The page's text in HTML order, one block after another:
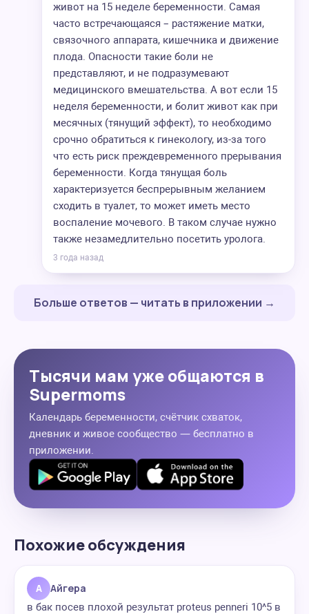
живот на 15 неделе беременности. Самая
часто встречающаяся – растяжение матки,
связочного аппарата, кишечника и движение
плода. Опасности такие боли не
представляют, и не подразумевают
медицинского вмешательства. А вот если 15
неделя беременности, и болит живот как при
месячных (тянущий эффект), то необходимо
срочно обратиться к гинекологу, из-за того
что есть риск преждевременного прерывания
беременности. Когда тянущая боль
характеризуется беспрерывным желанием
сходить в туалет, то может иметь место
воспаление мочевого. В таком случае нужно
также незамедлительно посетить уролога.
3 года назад
Больше ответов — читать в приложении →
Тысячи мам уже общаются в
Supermoms
Календарь беременности, счётчик схваток,
дневник и живое сообщество — бесплатно в
приложении.
Похожие обсуждения
А Айгера
в бак посев плохой результат proteus penneri 10^5 в